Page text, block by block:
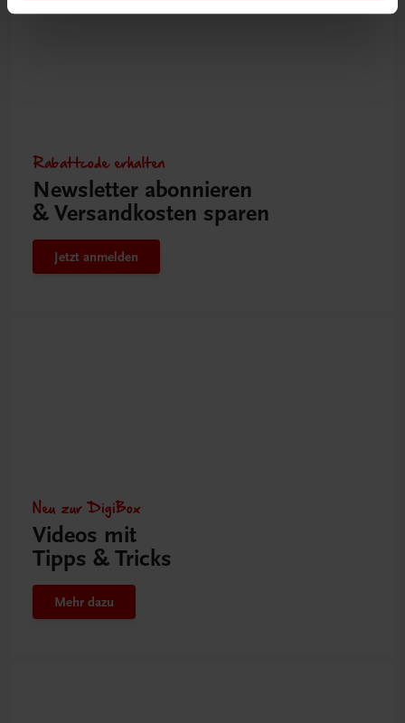
Rabattcode erhalten
Newsletter abonnieren
& Versandkosten sparen
Jetzt anmelden
Neu zur DigiBox
Videos mit
Tipps & Tricks
Mehr dazu